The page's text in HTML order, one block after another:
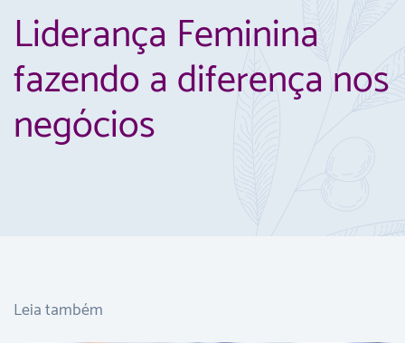
Liderança Feminina
fazendo a diferença nos
negócios
Leia também